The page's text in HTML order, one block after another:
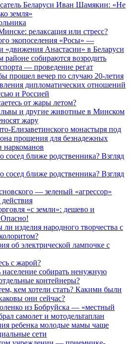
Беларуси Иван Шамякин: «Не
земля»
релаксация или стресс?
экопоселения «Росы» —
«движения Анастасии» в Беларуси
районе собираются возродить
— проведение регат
прошел вечер по случаю 20-летия
дипломатических отношений
и Россией
от жары летом?
и другие животные в Минском
жару
Елизаветинского монастыря под
прощения для безнадежных
наркоманов
сосед ближе родственника? Взгляд
сосед ближе родственника? Взгляд
— зеленый «агрессор»
«с земли»: дешево и
Опасно!
изделия народного творчества с
об электрической лампочке с
с жарой?
собирать ненужную
контейнеры?
кем хотели стать? Какими были
они сейчас?
из Бобруйска — «местный
самолет и мотодельтаплан
ребенка молодые мамы чаще
сети